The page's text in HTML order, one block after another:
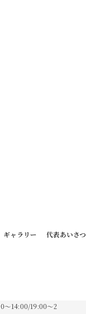
～14:00/19:00～2
ギャラリー 代表あいさつ